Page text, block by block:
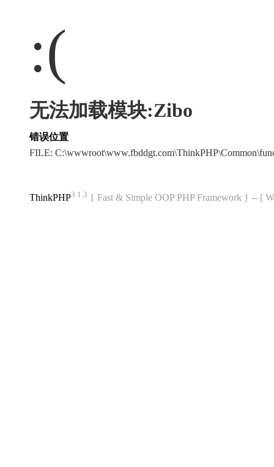
:(
无法加载模块:Zibo
错误位置
FILE:
ThinkPHP3.1.3 { Fast & Simple OOP PHP Framework } -- [